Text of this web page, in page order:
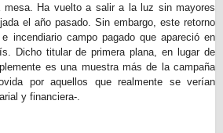
mesa. Ha vuelto a salir a la luz sin mayores
el año pasado. Sin embargo, este retorno
incendiario campo pagado que apareció en
Dicho titular de primera plana, en lugar de
es una muestra más de la campaña
por aquellos que realmente se verían
y financiera-.